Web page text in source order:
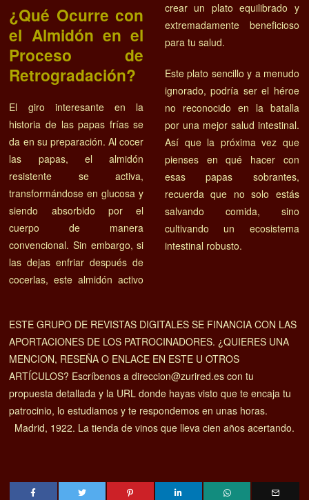
¿Qué Ocurre con
el Almidón en el
Proceso de
Retrogradación?
El giro interesante en la
historia de las papas frías se
da en su preparación. Al cocer
las papas, el almidón
resistente se activa,
transformándose en glucosa y
siendo absorbido por el
cuerpo de manera
convencional. Sin embargo, si
las dejas enfriar después de
cocerlas, este almidón activo
crear un plato equilibrado y
extremadamente beneficioso
para tu salud.
Este plato sencillo y a menudo
ignorado, podría ser el héroe
no reconocido en la batalla
por una mejor salud intestinal.
Así que la próxima vez que
pienses en qué hacer con
esas papas sobrantes,
recuerda que no solo estás
salvando comida, sino
cultivando un ecosistema
intestinal robusto.
ESTE GRUPO DE REVISTAS DIGITALES SE FINANCIA CON LAS
APORTACIONES DE LOS PATROCINADORES. ¿QUIERES UNA
MENCION, RESEÑA O ENLACE EN ESTE U OTROS
ARTÍCULOS? Escríbenos a direccion@zurired.es con tu
propuesta detallada y la URL donde hayas visto que te encaja tu
patrocinio, lo estudiamos y te respondemos en unas horas.
Madrid, 1922. La tienda de vinos que lleva cien años acertando.